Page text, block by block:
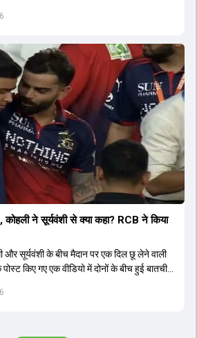
कोहली ने सूर्यवंशी से क्या कहा? RCB ने किया
और सूर्यवंशी के बीच मैदान पर एक दिल छू लेने वाली
किए गए एक वीडियो में दोनों के बीच हुई बातचीत